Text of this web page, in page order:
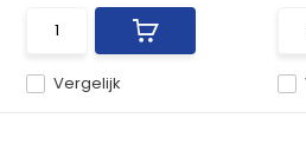
Vergelijk